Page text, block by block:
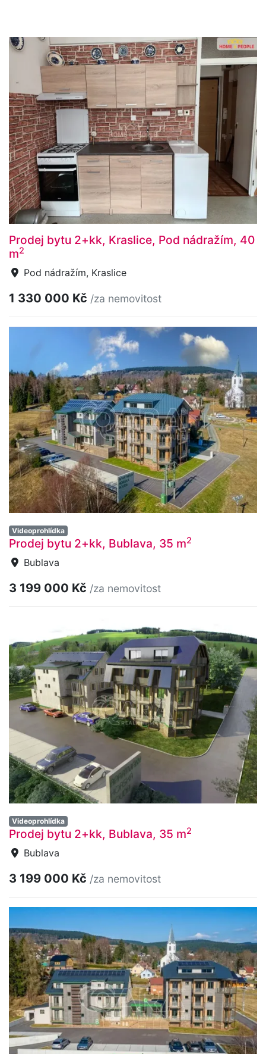
Prodej bytu 2+kk, Kraslice, Pod nádražím, 40
m2
Pod nádražím, Kraslice
1 330 000 Kč /za nemovitost
Videoprohlídka
Prodej bytu 2+kk, Bublava, 35 m2
Bublava
3 199 000 Kč /za nemovitost
Videoprohlídka
Prodej bytu 2+kk, Bublava, 35 m2
Bublava
3 199 000 Kč /za nemovitost